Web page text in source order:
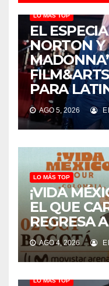
LO MÁS TOP
EL
NORTON Y
PARA
AGO 5, 2026
LO MÁS TOP
¡VIDA
EL QUE
REGRESA
AGO 4, 2026
LO MÁS TOP